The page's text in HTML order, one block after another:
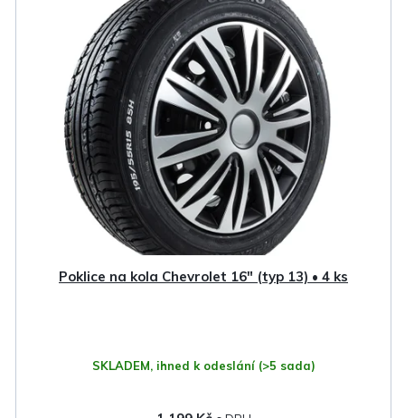
Poklice na kola Chevrolet 16" (typ 13) • 4 ks
SKLADEM, ihned k odeslání (>5 sada)